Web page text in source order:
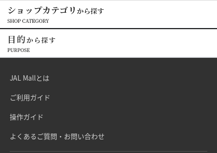
JAL Mallとは
ご利用ガイド
操作ガイド
よくあるご質問・お問い合わせ